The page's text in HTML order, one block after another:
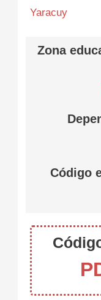
Yaracuy
Zona
Código